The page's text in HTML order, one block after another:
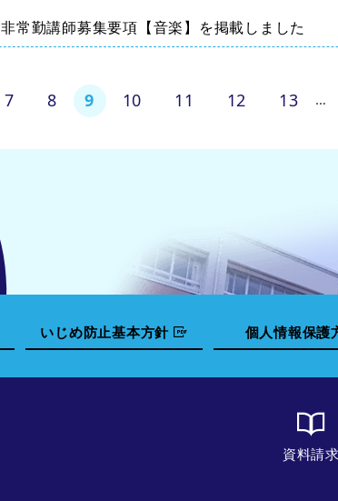
非常勤講師募集要項【音楽】を掲載しました
7 8 9 10 11 12 13 …
いじめ防止基本方針 個人情報保護
資料請